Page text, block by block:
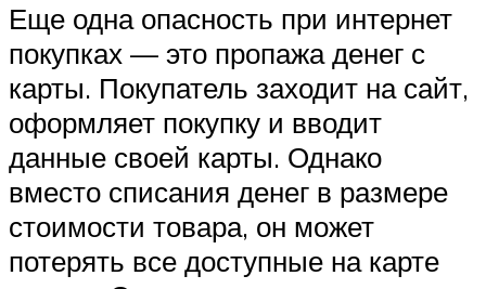
Еще одна опасность при интернет
покупках — это пропажа денег с
карты. Покупатель заходит на сайт,
оформляет покупку и вводит
данные своей карты. Однако
вместо списания денег в размере
стоимости товара, он может
потерять все доступные на карте